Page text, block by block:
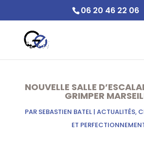
06 20 46 22 06
NOUVELLE SALLE
GRIMPER
PAR SEBASTIEN BATEL |ACTUALITÉS,
ET